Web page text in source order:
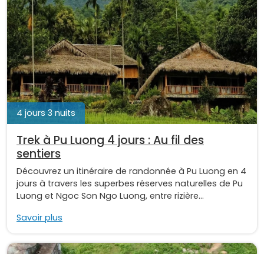
4 jours 3 nuits
Trek à Pu Luong 4 jours : Au fil des
sentiers
Découvrez un itinéraire de randonnée à Pu Luong en 4
jours à travers les superbes réserves naturelles de Pu
Luong et Ngoc Son Ngo Luong, entre rizière...
Savoir plus